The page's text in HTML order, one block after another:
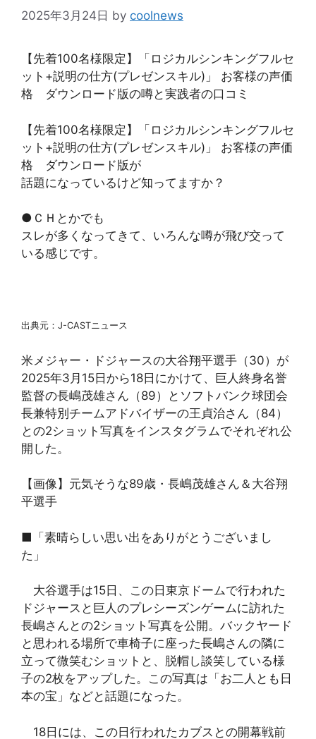
2025年3月24日 by coolnews
【先着100名様限定】「ロジカルシンキングフルセ
ット+説明の仕方(プレゼンスキル)」 お客様の声価
格 ダウンロード版の噂と実践者の口コミ
【先着100名様限定】「ロジカルシンキングフルセ
ット+説明の仕方(プレゼンスキル)」 お客様の声価
格 ダウンロード版が
話題になっているけど知ってますか？
●ＣＨとかでも
スレが多くなってきて、いろんな噂が飛び交って
いる感じです。
出典元：J-CASTニュース
米メジャー・ドジャースの大谷翔平選手（30）が
2025年3月15日から18日にかけて、巨人終身名誉
監督の長嶋茂雄さん（89）とソフトバンク球団会
長兼特別チームアドバイザーの王貞治さん（84）
との2ショット写真をインスタグラムでそれぞれ公
開した。
【画像】元気そうな89歳・長嶋茂雄さん＆大谷翔
平選手
■「素晴らしい思い出をありがとうございまし
た」
大谷選手は15日、この日東京ドームで行われた
ドジャースと巨人のプレシーズンゲームに訪れた
長嶋さんとの2ショット写真を公開。バックヤード
と思われる場所で車椅子に座った長嶋さんの隣に
立って微笑むショットと、脱帽し談笑している様
子の2枚をアップした。この写真は「お二人とも日
本の宝」などと話題になった。
18日には、この日行われたカブスとの開幕戦前